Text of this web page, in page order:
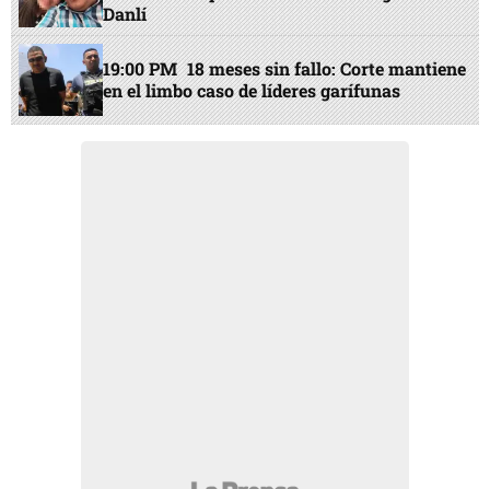
Danlí
19:00 PM 18 meses sin fallo: Corte mantiene
en el limbo caso de líderes garífunas